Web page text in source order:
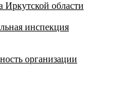
Иркутской области
инспекция
организации